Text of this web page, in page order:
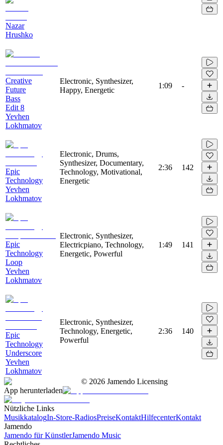
Nazar
Hrushko
Creative
Future
Bass
Edit 8
Yevhen
Lokhmatov
Electronic, Synthesizer,
Happy, Energetic
1:09 -
Epic
Technology
Yevhen
Lokhmatov
Electronic, Drums,
Synthesizer, Documentary,
Technology, Motivational,
Energetic
2:36 142
Epic
Technology
Loop
Yevhen
Lokhmatov
Electronic, Synthesizer,
Electricpiano, Technology,
Energetic, Powerful
1:49 141
Epic
Technology
Underscore
Yevhen
Lokhmatov
Electronic, Synthesizer,
Technology, Energetic,
Powerful
2:36 140
© 2026 Jamendo Licensing
App herunterladen
Nützliche Links
MusikkatalogIn-Store-RadiosPreiseKontaktHilfecenterKontakt
Jamendo
Jamendo für KünstlerJamendo Music